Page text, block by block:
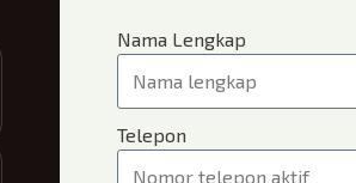
Nama Lengkap
Telepon